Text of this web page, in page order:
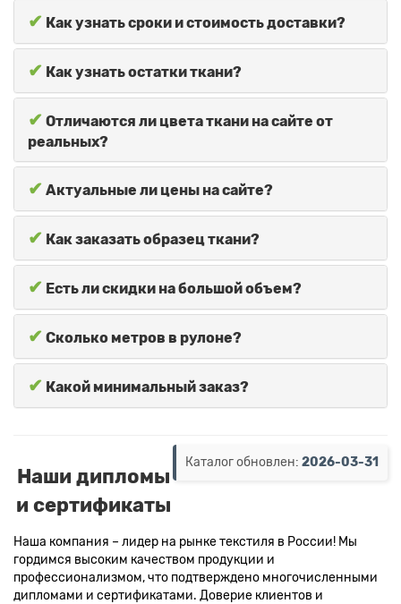
✔ Как узнать сроки и стоимость доставки?
✔ Как узнать остатки ткани?
✔ Отличаются ли цвета ткани на сайте от
реальных?
✔ Актуальные ли цены на сайте?
✔ Как заказать образец ткани?
✔ Есть ли скидки на большой объем?
✔ Сколько метров в рулоне?
✔ Какой минимальный заказ?
Каталог обновлен: 2026-03-31
Наши дипломы
и сертификаты
Наша компания – лидер на рынке текстиля в России! Мы
гордимся высоким качеством продукции и
профессионализмом, что подтверждено многочисленными
дипломами и сертификатами. Доверие клиентов и